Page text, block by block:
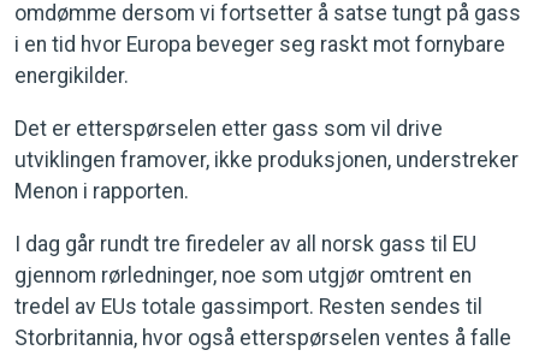
omdømme dersom vi fortsetter å satse tungt på gass
i en tid hvor Europa beveger seg raskt mot fornybare
energikilder.
Det er etterspørselen etter gass som vil drive
utviklingen framover, ikke produksjonen, understreker
Menon i rapporten.
I dag går rundt tre firedeler av all norsk gass til EU
gjennom rørledninger, noe som utgjør omtrent en
tredel av EUs totale gassimport. Resten sendes til
Storbritannia, hvor også etterspørselen ventes å falle